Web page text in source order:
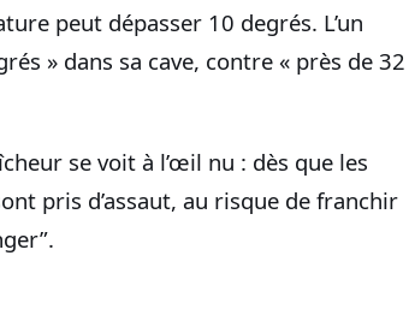
peut dépasser 10 degrés. L’un
» dans sa cave, contre « près de 32
se voit à l’œil nu : dès que les
pris d’assaut, au risque de franchir